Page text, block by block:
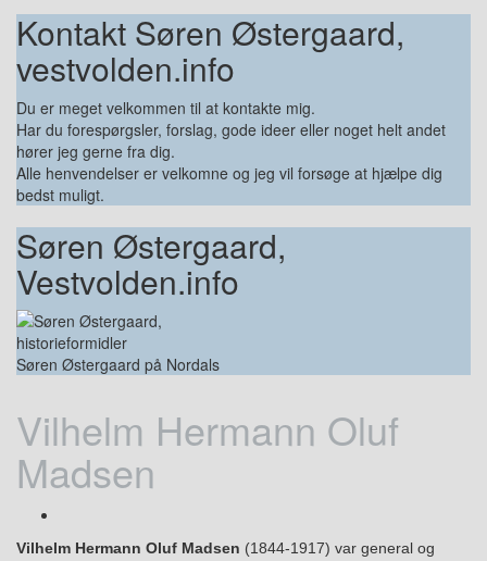
Kontakt Søren Østergaard,
vestvolden.info
Du er meget velkommen til at kontakte mig.
Har du forespørgsler, forslag, gode ideer eller noget helt andet
hører jeg gerne fra dig.
Alle henvendelser er velkomne og jeg vil forsøge at hjælpe dig
bedst muligt.
Søren Østergaard,
Vestvolden.info
Søren Østergaard på Nordals
Vilhelm Hermann Oluf
Madsen
Vilhelm Hermann Oluf Madsen (1844-1917) var general og